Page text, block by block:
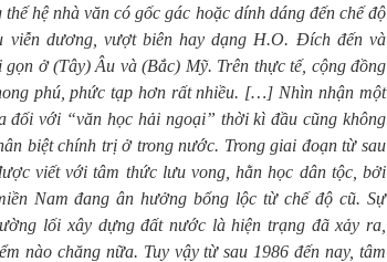
hệ nhà văn có gốc gác hoặc dính dáng đến chế độ
dương, vượt biên hay dạng H.O. Đích đến và
ở (Tây) Âu và (Bắc) Mỹ. Trên thực tế, cộng đồng
phú, phức tạp hơn rất nhiều. […] Nhìn nhận một
đối với “văn học hải ngoại” thời kì đầu cũng không
biệt chính trị ở trong nước. Trong giai đoạn từ sau
viết với tâm thức lưu vong, hằn học dân tộc, bởi
Nam đang ân hưởng bổng lộc từ chế độ cũ. Sự
lối xây dựng đất nước là hiện trạng đã xảy ra,
nào chăng nữa. Tuy vậy từ sau 1986 đến nay, tâm